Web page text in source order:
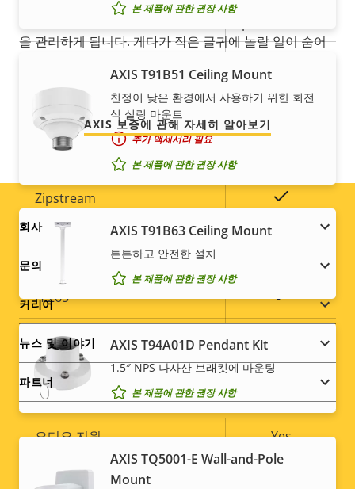
12
속
설
명
속
값
Zipstream
H.264
Baseline,
H.265 예
AV1
오디오
속
성
오디오 지원 Yes
내장 마이크
본 제품에 관한 권장 사항
AXIS T91B51 Ceiling Mount
천정이 낮은 환경에서 사용하기 위한 회전
식 실링 마운트
추가 액세서리 필요
본 제품에 관한 권장 사항
AXIS T91B63 Ceiling Mount
튼튼하고 안전한 설치
본 제품에 관한 권장 사항
AXIS T94A01D Pendant Kit
1.5″ NPS 나사산 브래킷에 마운팅
본 제품에 관한 권장 사항
AXIS TQ5001-E Wall-and-Pole
Mount
새로운 5년 보증을 통해 수년간 문제 없이 소유하고, 비용
을 관리하게 됩니다. 게다가 작은 글귀에 놀랄 일이 숨어
분이 얻는 것입니다.
AXIS 보증에 관해 자세히 알아보기
Footer
menu
회사
문의
커리어
뉴스 및 이야기
파트너
Social